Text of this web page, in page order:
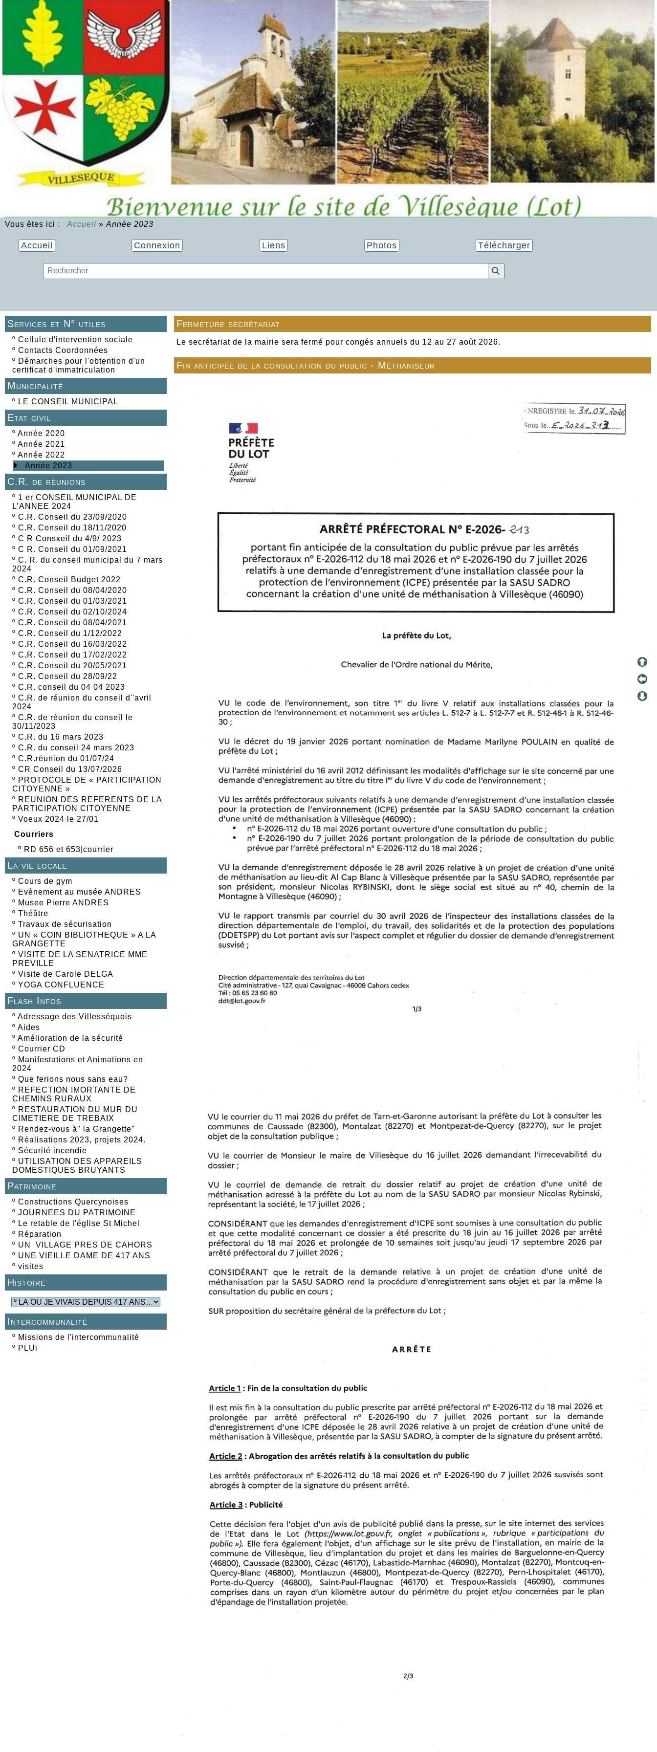
Vous êtes ici : Accueil » Année 2023
Accueil Connexion Liens Photos Télécharger
Services et N° utiles
º Cellule d'intervention sociale
º Contacts Coordonnées
º Démarches pour l'obtention d'un
certificat d'immatriculation
Municipalité
º LE CONSEIL MUNICIPAL
Etat civil
º Année 2020
º Année 2021
º Année 2022
Année 2023
C.R. de réunions
º 1 er CONSEIL MUNICIPAL DE
L’ANNEE 2024
º C.R. Conseil du 23/09/2020
º C.R. Conseil du 18/11/2020
º C R Consxeil du 4/9/ 2023
º C R. Conseil du 01/09/2021
º C. R. du conseil municipal du 7 mars
2024
º C.R. Conseil Budget 2022
º C.R. Conseil du 08/04/2020
º C.R. Conseil du 01/03/2021
º C.R. Conseil du 02/10/2024
º C.R. Conseil du 08/04/2021
º C.R. Conseil du 1/12/2022
º C.R. Conseil du 16/03/2022
º C.R. Conseil du 17/02/2022
º C.R. Conseil du 20/05/2021
º C.R. Conseil du 28/09/22
º C.R. conseil du 04 04 2023
º C.R. de réunion du conseil d''avril
2024
º C.R. de réunion du conseil le
30/11/2023
º C.R. du 16 mars 2023
º C.R. du conseil 24 mars 2023
º C.R.réunion du 01/07/24
º CR Conseil du 13/07/2026
º PROTOCOLE DE « PARTICIPATION
CITOYENNE »
º REUNION DES REFERENTS DE LA
PARTICIPATION CITOYENNE
º Voeux 2024 le 27/01
Courriers
º RD 656 et 653|courrier
La vie locale
º Cours de gym
º Evènement au musée ANDRES
º Musee Pierre ANDRES
º Théâtre
º Travaux de sécurisation
º UN « COIN BIBLIOTHEQUE » A LA
GRANGETTE
º VISITE DE LA SENATRICE MME
PREVILLE
º Visite de Carole DELGA
º YOGA CONFLUENCE
Flash Infos
º Adressage des Villesséquois
º Aides
º Amélioration de la sécurité
º Courrier CD
º Manifestations et Animations en
2024
º Que ferions nous sans eau?
º REFECTION IMORTANTE DE
CHEMINS RURAUX
º RESTAURATION DU MUR DU
CIMETIERE DE TREBAIX
º Rendez-vous à" la Grangette"
º Réalisations 2023, projets 2024.
º Sécurité incendie
º UTILISATION DES APPAREILS
DOMESTIQUES BRUYANTS
Patrimoine
º Constructions Quercynoises
º JOURNEES DU PATRIMOINE
º Le retable de l'église St Michel
º Réparation
º UN VILLAGE PRES DE CAHORS
º UNE VIEILLE DAME DE 417 ANS
º visites
Histoire
Intercommunalité
º Missions de l'intercommunalité
º PLUi
Fermeture secrétariat
Le secrétariat de la mairie sera fermé pour congés annuels du 12 au 27 août 2026.
Fin anticipée de la consultation du public - Méthaniseur